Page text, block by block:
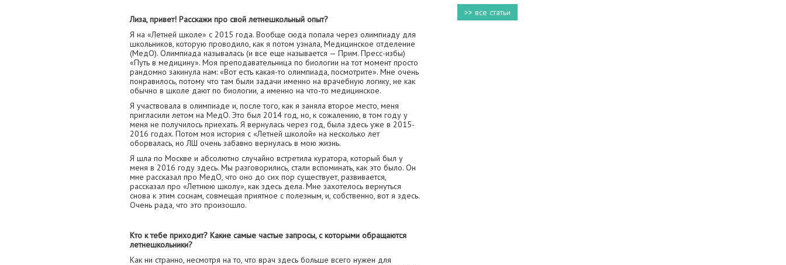
Лиза, привет! Расскажи про свой летнешкольный опыт?
Я на «Летней школе» с 2015 года. Вообще сюда попала через олимпиаду для
школьников, которую проводило, как я потом узнала, Медицинское отделение
(МедО). Олимпиада называлась (и все еще называется — Прим. Пресс-избы)
«Путь в медицину». Моя преподавательница по биологии на тот момент просто
рандомно закинула нам: «Вот есть какая-то олимпиада, посмотрите». Мне очень
понравилось, потому что там были задачи именно на врачебную логику, не как
обычно в школе дают по биологии, а именно на что-то медицинское.
Я участвовала в олимпиаде и, после того, как я заняла второе место, меня
пригласили летом на МедО. Это был 2014 год, но, к сожалению, в том году у
меня не получилось приехать. Я вернулась через год, была здесь уже в 2015-
2016 годах. Потом моя история с «Летней школой» на несколько лет
оборвалась, но ЛШ очень забавно вернулась в мою жизнь.
Я шла по Москве и абсолютно случайно встретила куратора, который был у
меня в 2016 году здесь. Мы разговорились, стали вспоминать, как это было. Он
мне рассказал про МедО, что оно до сих пор существует, развивается,
рассказал про «Летнюю школу», как здесь дела. Мне захотелось вернуться
снова к этим соснам, совмещая приятное с полезным, и, собственно, вот я здесь.
Очень рада, что это произошло.
Кто к тебе приходит? Какие самые частые запросы, с которыми обращаются
летнешкольники?
Как ни странно, несмотря на то, что врач здесь больше всего нужен для
>> все статьи